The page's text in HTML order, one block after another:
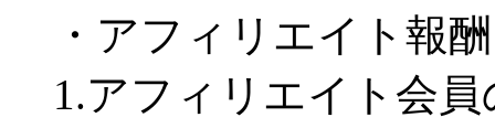
・アフィリエイト報
1.アフィリエイト会